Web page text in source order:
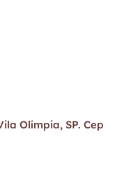
Olímpia, SP. Cep